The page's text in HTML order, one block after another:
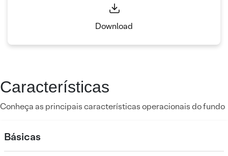
Download
Características
Conheça as principais características operacionais do fundo
Básicas